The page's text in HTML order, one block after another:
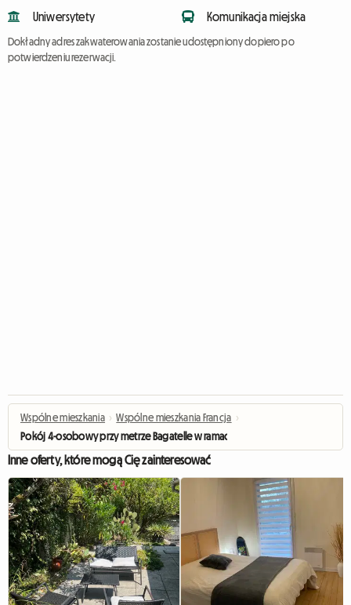
Uniwersytety Komunikacja miejska
Dokładny adres zakwaterowania zostanie udostępniony dopiero po
potwierdzeniu rezerwacji.
Wspólne mieszkania › Wspólne mieszkania Francja ›
Pokój 4-osobowy przy metrze Bagatelle w ramach współdzielonego
Inne oferty, które mogą Cię zainteresować